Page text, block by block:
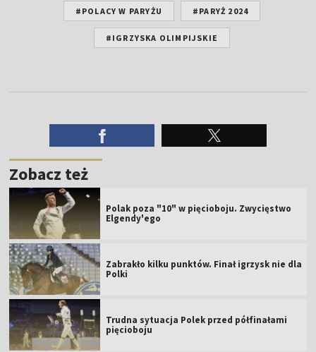
#POLACY W PARYŻU #PARYŻ 2024
#IGRZYSKA OLIMPIJSKIE
Zobacz też
Polak poza "10" w pięcioboju. Zwycięstwo
Elgendy'ego
Zabrakło kilku punktów. Finał igrzysk nie dla
Polki
Trudna sytuacja Polek przed półfinałami
pięcioboju